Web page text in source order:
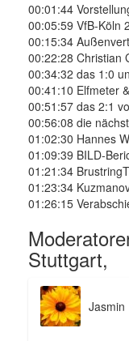
00:01:44
00:05:59 VfB-Köln
00:15:34
00:22:28 Christian
00:34:32 das 1:0
00:41:10 Elfmeter
00:51:57 das 2:1
00:56:08 die
01:02:30 Hannes
01:09:39 BILD-
01:21:34
01:23:34
01:26:15
Stuttgart,
Jasmin